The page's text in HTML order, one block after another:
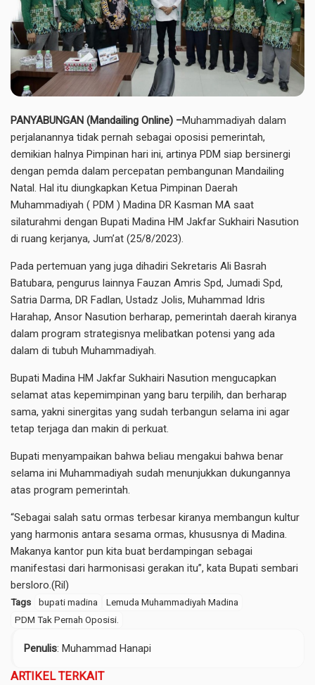
PANYABUNGAN (Mandailing Online) –Muhammadiyah dalam
perjalanannya tidak pernah sebagai oposisi pemerintah,
demikian halnya Pimpinan hari ini, artinya PDM siap bersinergi
dengan pemda dalam percepatan pembangunan Mandailing
Natal. Hal itu diungkapkan Ketua Pimpinan Daerah
Muhammadiyah ( PDM ) Madina DR Kasman MA saat
silaturahmi dengan Bupati Madina HM Jakfar Sukhairi Nasution
di ruang kerjanya, Jum’at (25/8/2023).
Pada pertemuan yang juga dihadiri Sekretaris Ali Basrah
Batubara, pengurus lainnya Fauzan Amris Spd, Jumadi Spd,
Satria Darma, DR Fadlan, Ustadz Jolis, Muhammad Idris
Harahap, Ansor Nasution berharap, pemerintah daerah kiranya
dalam program strategisnya melibatkan potensi yang ada
dalam di tubuh Muhammadiyah.
Bupati Madina HM Jakfar Sukhairi Nasution mengucapkan
selamat atas kepemimpinan yang baru terpilih, dan berharap
sama, yakni sinergitas yang sudah terbangun selama ini agar
tetap terjaga dan makin di perkuat.
Bupati menyampaikan bahwa beliau mengakui bahwa benar
selama ini Muhammadiyah sudah menunjukkan dukungannya
atas program pemerintah.
“Sebagai salah satu ormas terbesar kiranya membangun kultur
yang harmonis antara sesama ormas, khususnya di Madina.
Makanya kantor pun kita buat berdampingan sebagai
manifestasi dari harmonisasi gerakan itu”, kata Bupati sembari
bersloro.(Ril)
Tags bupati madina
Lemuda Muhammadiyah Madina
PDM Tak Pernah Oposisi.
Penulis: Muhammad Hanapi
ARTIKEL TERKAIT